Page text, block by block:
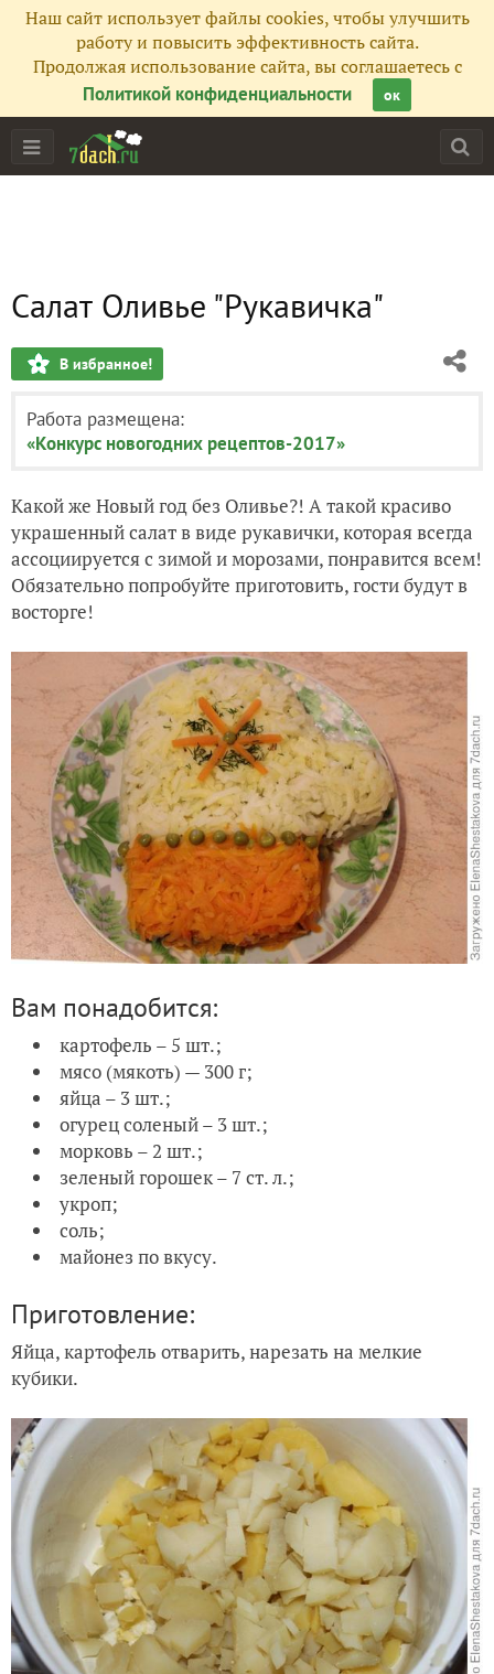
Наш сайт использует файлы cookies, чтобы улучшить
работу и повысить эффективность сайта.
Продолжая использование сайта, вы соглашаетесь с
Политикой конфиденциальности
ок
Салат Оливье "Рукавичка"
В избранное!
Работа размещена:
«Конкурс новогодних рецептов-2017»
Какой же Новый год без Оливье?! А такой красиво
украшенный салат в виде рукавички, которая всегда
ассоциируется с зимой и морозами, понравится всем!
Обязательно попробуйте приготовить, гости будут в
восторге!
Вам понадобится:
картофель – 5 шт.;
мясо (мякоть) — 300 г;
яйца – 3 шт.;
огурец соленый – 3 шт.;
морковь – 2 шт.;
зеленый горошек – 7 ст. л.;
укроп;
соль;
майонез по вкусу.
Приготовление:
Яйца, картофель отварить, нарезать на мелкие
кубики.